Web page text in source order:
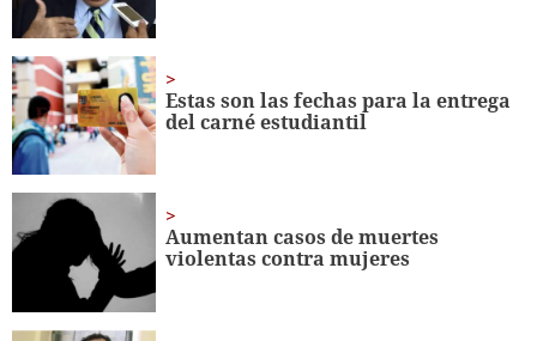
Estas son las fechas para la entrega
del carné estudiantil
Aumentan casos de muertes
violentas contra mujeres